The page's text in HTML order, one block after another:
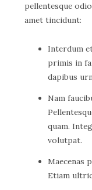
pellentesque
amet tincidunt:
Interdum
primis in
dapibus
Nam
quam.
volutpat.
Maecenas
Etiam